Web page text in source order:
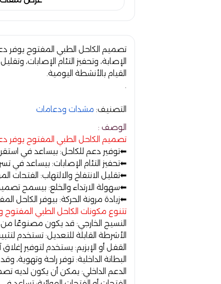
تصميم الكاحل الطبي المفتوح يوفر
الإصابة، وتحفيز التئام الإصابات،
القيام بالأنشطة اليومية.
التصنيف: مشدات ودعامات
الوصف :
تصميم الكاحل الطبي المفتوح يوفر
⬅توفير دعم للكاحل: بيساعد في
⬅تحفيز التئام الإصابات: بيساعد في
⬅ تقليل الانتفاخ والالتهاب: الفتحات
⬅سهولة الارتداء والخلع: بيسمح تصميم
⬅زيادة مرونة الحركة: بيوفر الكاحل
تتنوع مكونات الكاحل الطبي المفتوح
النسيج الخارجي: قد يكون مصنوعًا من
الأشرطة القابلة للتعديل: تستخدم
القفل أو الإبزيم: يستخدم لتوفير
لبطانة الداخلية: توفر راحة وتهوية،
الدعم الداخلي: يمكن أن يكون لديه